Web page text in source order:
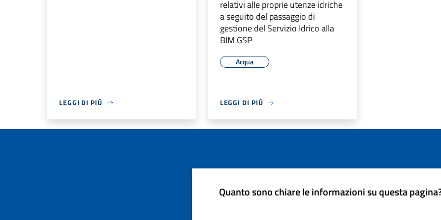
LEGGI DI PIÙ
relativi alle proprie utenze idriche
a seguito del passaggio di
gestione del Servizio Idrico alla
BIM GSP
Acqua
LEGGI DI PIÙ
Quanto sono chiare le informazioni su questa